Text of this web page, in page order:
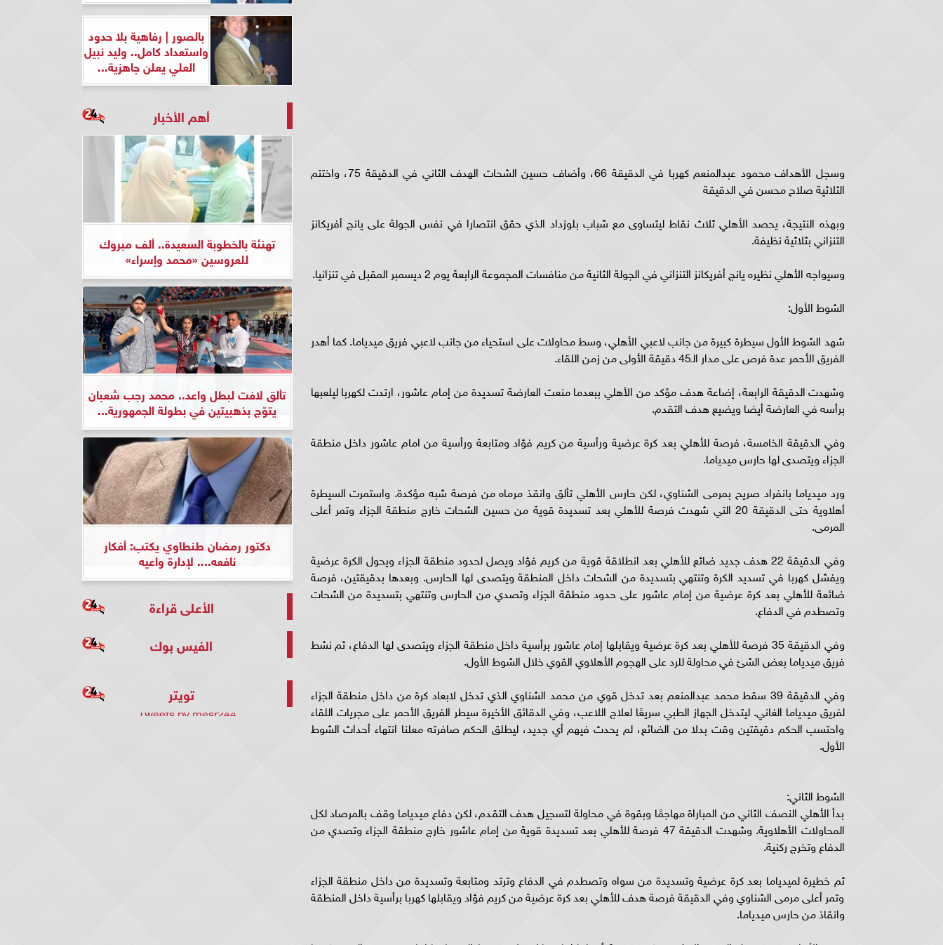
وسجل الأهداف محمود عبدالمنعم كهربا في الدقيقة 66، وأضاف حسين الشحات الهدف الثاني في الدقيقة 75، واختتم
الثلاثية صلاح محسن في الدقيقة
وبهذه النتيجة، يحصد الأهلي ثلاث نقاط ليتساوى مع شباب بلوزداد الذي حقق انتصارا في نفس الجولة على يانج أفريكانز
التنزاني بثلاثية نظيفة.
وسيواجه الأهلي نظيره يانج أفريكانز التنزاني في الجولة الثانية من منافسات المجموعة الرابعة يوم 2 ديسمبر المقبل في تنزانيا.
الشوط الأول:
شهد الشوط الأول سيطرة كبيرة من جانب لاعبي الأهلي، وسط محاولات على استحياء من جانب لاعبي فريق ميدياما. كما أهدر
الفريق الأحمر عدة فرص على مدار الـ45 دقيقة الأولى من زمن اللقاء.
وشهدت الدقيقة الرابعة، إضاعة هدف مؤكد من الأهلي ببعدما منعت العارضة تسديدة من إمام عاشور، ارتدت لكهربا ليلعبها
برأسه في العارضة أيضا ويضيع هدف التقدم.
وفي الدقيقة الخامسة، فرصة للأهلي بعد كرة عرضية ورأسية من كريم فؤاد ومتابعة ورأسية من امام عاشور داخل منطقة
الجزاء ويتصدى لها حارس ميدياما.
ورد ميدياما بانفراد صريح بمرمى الشناوي، لكن حارس الأهلي تألق وانقذ مرماه من فرصة شبه مؤكدة. واستمرت السيطرة
أهلاوية حتى الدقيقة 20 التي شهدت فرصة للأهلي بعد تسديدة قوية من حسين الشحات خارج منطقة الجزاء وتمر أعلى
المرمى.
وفي الدقيقة 22 هدف جديد ضائع للأهلي بعد انطلاقة قوية من كريم فؤاد ويصل لحدود منطقة الجزاء ويحول الكرة عرضية
ويفشل كهربا في تسديد الكرة وتنتهي بتسديدة من الشحات داخل المنطقة ويتصدى لها الحارس. وبعدها بدقيقتين، فرصة
ضائعة للأهلي بعد كرة عرضية من إمام عاشور على حدود منطقة الجزاء وتصدي من الحارس وتنتهي بتسديدة من الشحات
وتصطدم في الدفاع.
وفي الدقيقة 35 فرصة للأهلي بعد كرة عرضية ويقابلها إمام عاشور برأسية داخل منطقة الجزاء ويتصدى لها الدفاع، ثم نشط
فريق ميدياما بعض الشئ في محاولة للرد على الهجوم الأهلاوي القوي خلال الشوط الأول.
وفي الدقيقة 39 سقط محمد عبدالمنعم بعد تدخل قوي من محمد الشناوي الذي تدخل لابعاد كرة من داخل منطقة الجزاء
لفريق ميدياما الغاني. ليتدخل الجهاز الطبي سريعًا لعلاج اللاعب، وفي الدقائق الأخيرة سيطر الفريق الأحمر على مجريات اللقاء
واحتسب الحكم دقيقتين وقت بدلا من الضائع، لم يحدث فيهم أي جديد، ليطلق الحكم صافرته معلنا انتهاء أحداث الشوط
الأول.
الشوط الثاني:
بدأ الأهلي النصف الثاني من المباراة مهاجمًا وبقوة في محاولة لتسجيل هدف التقدم، لكن دفاع ميدياما وقف بالمرصاد لكل
المحاولات الأهلاوية. وشهدت الدقيقة 47 فرصة للأهلي بعد تسديدة قوية من إمام عاشور خارج منطقة الجزاء وتصدي من
الدفاع وتخرج ركنية.
ثم خطيرة لميدياما بعد كرة عرضية وتسديدة من سواه وتصطدم في الدفاع وترتد ومتابعة وتسديدة من داخل منطقة الجزاء
وتمر أعلى مرمى الشناوي وفي الدقيقة فرصة هدف للأهلي بعد كرة عرضية من كريم فؤاد ويقابلها كهربا برأسية داخل المنطقة
وانقاذ من حارس ميدياما.
بالصور | رفاهية بلا حدود
واستعداد كامل.. وليد نبيل
العلي يعلن جاهزية...
أهم الأخبار
تهنئة بالخطوبة السعيدة.. ألف مبروك
للعروسين «محمد وإسراء»
تألق لافت لبطل واعد.. محمد رجب شعبان
يتوّج بذهبيتين في بطولة الجمهورية...
دكتور رمضان طنطاوي يكتب: أفكار
نافعه.... لإدارة واعيه
الأعلى قراءة
الفيس بوك
تويتر
Tweets by mesr244